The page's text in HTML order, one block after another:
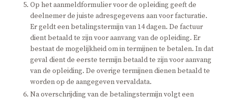
Op het aanmeldformulier voor de opleiding geeft de
deelnemer de juiste adresgegevens aan voor facturatie.
Er geldt een betalingstermijn van 14 dagen. De factuur
dient betaald te zijn voor aanvang van de opleiding. Er
bestaat de mogelijkheid om in termijnen te betalen. In dat
geval dient de eerste termijn betaald te zijn voor aanvang
van de opleiding. De overige termijnen dienen betaald te
worden op de aangegeven vervaldata.
Na overschrijding van de betalingstermijn volgt een